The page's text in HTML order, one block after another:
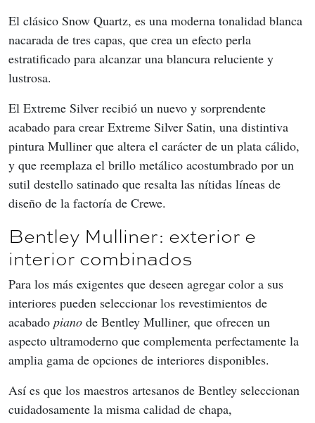
El clásico Snow Quartz, es una moderna tonalidad blanca
nacarada de tres capas, que crea un efecto perla
estratificado para alcanzar una blancura reluciente y
lustrosa.
El Extreme Silver recibió un nuevo y sorprendente
acabado para crear Extreme Silver Satin, una distintiva
pintura Mulliner que altera el carácter de un plata cálido,
y que reemplaza el brillo metálico acostumbrado por un
sutil destello satinado que resalta las nítidas líneas de
diseño de la factoría de Crewe.
Bentley Mulliner: exterior e
interior combinados
Para los más exigentes que deseen agregar color a sus
interiores pueden seleccionar los revestimientos de
acabado piano de Bentley Mulliner, que ofrecen un
aspecto ultramoderno que complementa perfectamente la
amplia gama de opciones de interiores disponibles.
Así es que los maestros artesanos de Bentley seleccionan
cuidadosamente la misma calidad de chapa,